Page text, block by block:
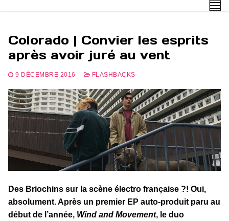
Colorado | Convier les esprits
après avoir juré au vent
9 DÉCEMBRE 2016 FLASHBACKS
Des Briochins sur la scène électro française ?! Oui,
absolument. Après un premier EP auto-produit paru au
début de l’année, Wind and Movement, le duo